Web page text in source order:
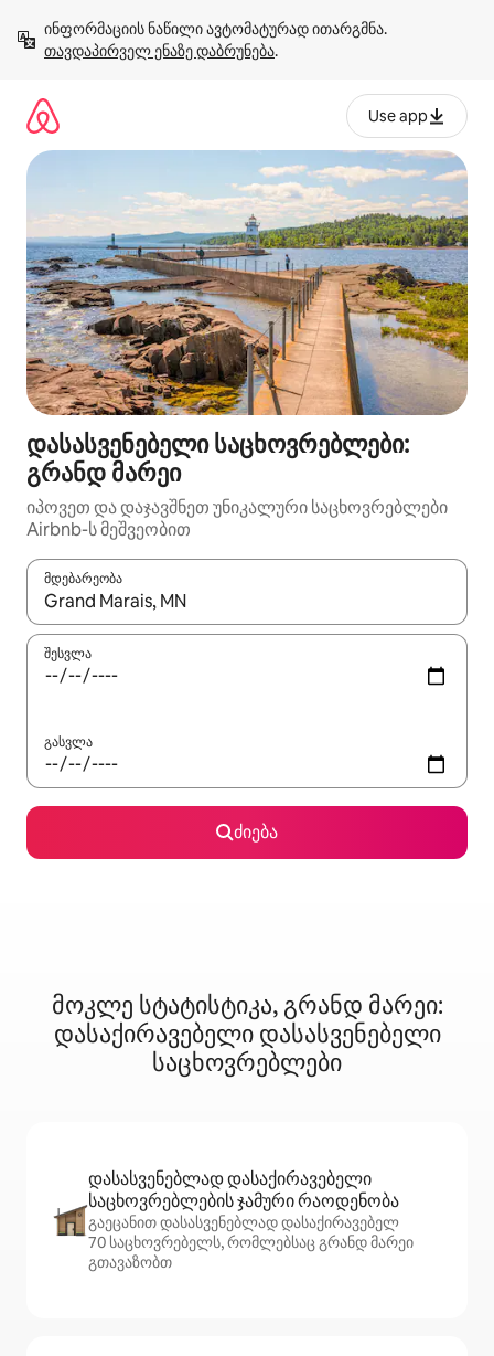
გადასვლა
თავდაპირველ ენაზე დაბრუნება.
Use app
დასასვენებელი საცხოვრებლები:
გრანდ მარეი
იპოვეთ და დაჯავშნეთ უნიკალური საცხოვრებლები
Airbnb-ს მეშვეობით
მდებარეობა
როცა შედეგები ხელმისაწვდომი გახდება, ნავიგაციისთვის
შესვლა
გასვლა
ძიება
მოკლე სტატისტიკა, გრანდ მარეი:
დასაქირავებელი დასასვენებელი
საცხოვრებლები
დასასვენებლად დასაქირავებელი
საცხოვრებლების ჯამური რაოდენობა
გაეცანით დასასვენებლად დასაქირავებელ
70 საცხოვრებელს, რომლებსაც გრანდ მარეი
გთავაზობთ